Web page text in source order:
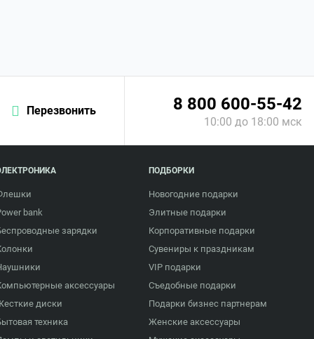
Перезвонить 8 800 600-55-42
10:00 до 18:00 мск
bank
зарядки
аксессуары
диски
техника
ПОДБОРКИ
Новогодние подарки
Элитные подарки
Корпоративные подарки
Сувениры к праздникам
VIP подарки
Съедобные подарки
Подарки бизнес партнерам
Женские аксессуары